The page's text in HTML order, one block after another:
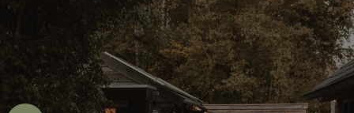
Dit natuurhuisje is eco-